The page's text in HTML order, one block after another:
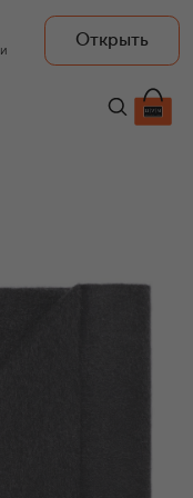
Открыть
138 500 ₽